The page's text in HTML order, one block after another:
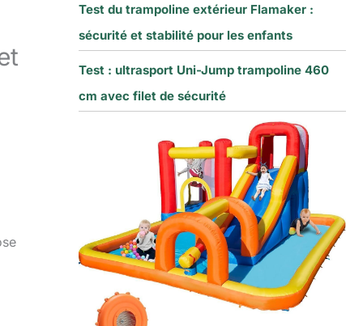
Test du trampoline extérieur Flamaker :
sécurité et stabilité pour les enfants
Test : ultrasport Uni-Jump trampoline 460
cm avec filet de sécurité